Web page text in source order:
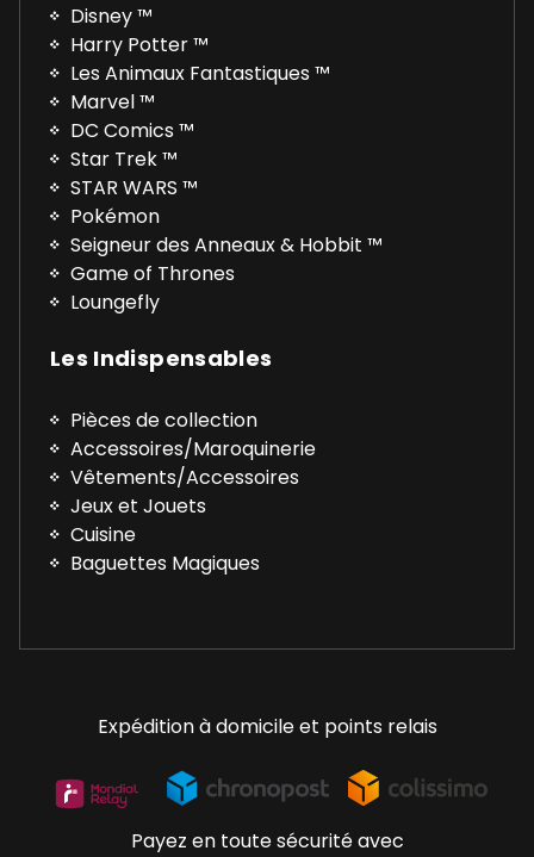
Disney ™
Harry Potter ™
Les Animaux Fantastiques ™
Marvel ™
DC Comics ™
Star Trek ™
STAR WARS ™
Pokémon
Seigneur des Anneaux & Hobbit ™
Game of Thrones
Loungefly
Les Indispensables
Pièces de collection
Accessoires/Maroquinerie
Vêtements/Accessoires
Jeux et Jouets
Cuisine
Baguettes Magiques
Expédition à domicile et points relais
Payez en toute sécurité avec